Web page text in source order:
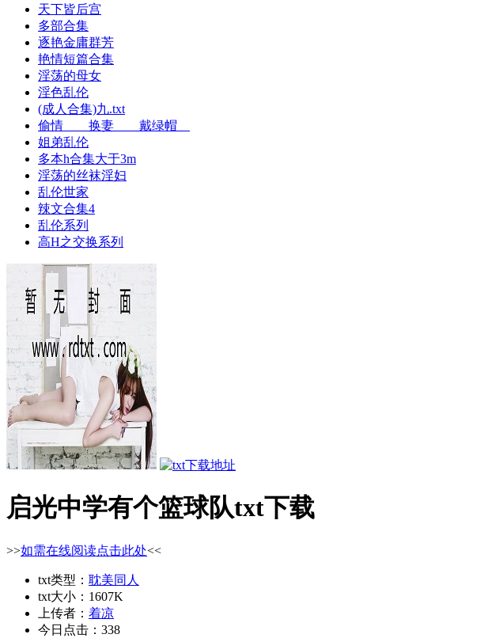
天下皆后宫
多部合集
逐艳金庸群芳
艳情短篇合集
淫荡的母女
淫色乱伦
(成人合集)九.txt
偷情 换妻 戴绿帽
姐弟乱伦
多本h合集大于3m
淫荡的丝袜淫妇
乱伦世家
辣文合集4
乱伦系列
高H之交换系列
启光中学有个篮球队txt下载
>>如需在线阅读点击此处<<
txt类型： 耽美同人
txt大小：1607K
上传者： 着凉
今日点击：338